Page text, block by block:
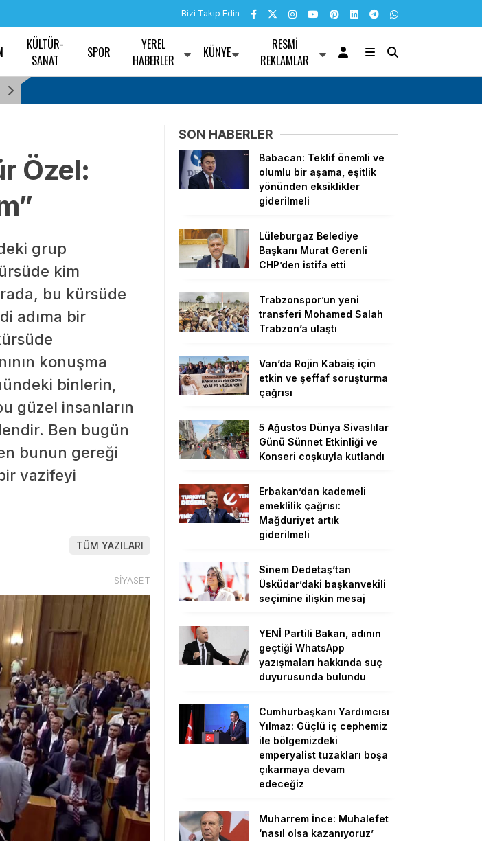
Bizi Takip Edin
KÜLTÜR-
SANAT
SPOR
YEREL
HABERLER
KÜNYE
RESMI
REKLAMLAR
yeni transferi Mohamed Salah Trabzon’a ulaştı
Özel:
grup
kim
bu kürsüde
adıma bir
konuşma
binlerin,
güzel insanların
Ben bugün
bunun gereği
vazifeyi
TÜM YAZILARI
SİYASET
SON HABERLER
Babacan: Teklif önemli ve
olumlu bir aşama, eşitlik
yönünden eksiklikler
giderilmeli
Lüleburgaz Belediye
Başkanı Murat Gerenli
CHP’den istifa etti
Trabzonspor’un yeni
transferi Mohamed Salah
Trabzon’a ulaştı
Van’da Rojin Kabaiş için
etkin ve şeffaf soruşturma
çağrısı
5 Ağustos Dünya Sivaslılar
Günü Sünnet Etkinliği ve
Konseri coşkuyla kutlandı
Erbakan’dan kademeli
emeklilik çağrısı:
Mağduriyet artık
giderilmeli
Sinem Dedetaş’tan
Üsküdar’daki başkanvekili
seçimine ilişkin mesaj
YENİ Partili Bakan, adının
geçtiği WhatsApp
yazışmaları hakkında suç
duyurusunda bulundu
Cumhurbaşkanı Yardımcısı
Yılmaz: Güçlü iç cephemiz
ile bölgemizdeki
emperyalist tuzakları boşa
çıkarmaya devam
edeceğiz
Muharrem İnce: Muhalefet
‘nasıl olsa kazanıyoruz’